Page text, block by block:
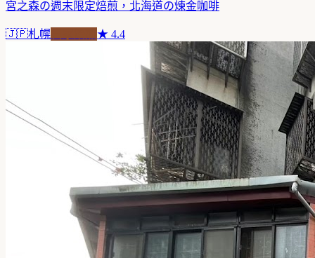
宮之森の週末限定焙煎，北海道の煉金咖啡
🇯🇵札幌 ★ 4.4